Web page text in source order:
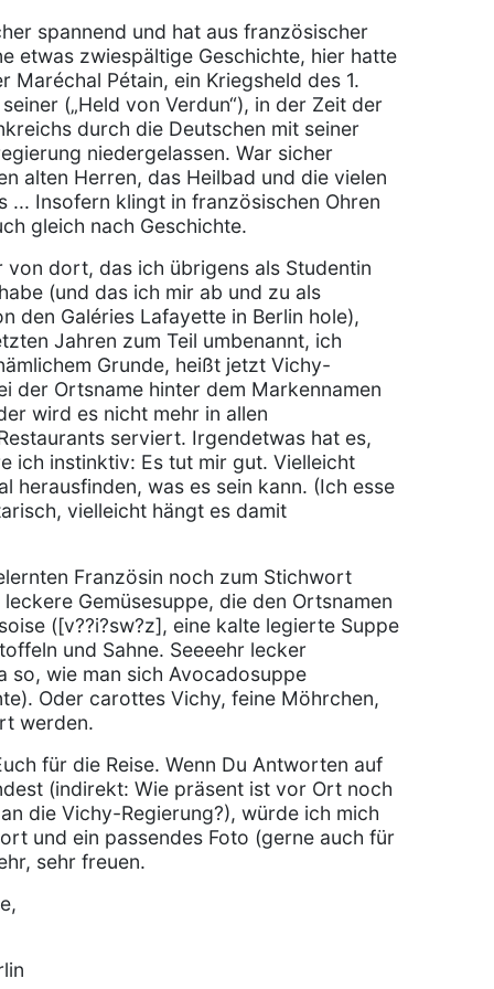
spannend und hat aus französischer
etwas zwiespältige Geschichte, hier hatte
Maréchal Pétain, ein Kriegsheld des 1.
(„Held von Verdun“), in der Zeit der
durch die Deutschen mit seiner
niedergelassen. War sicher
alten Herren, das Heilbad und die vielen
... Insofern klingt in französischen Ohren
gleich nach Geschichte.
von dort, das ich übrigens als Studentin
(und das ich mir ab und zu als
den Galéries Lafayette in Berlin hole),
Jahren zum Teil umbenannt, ich
Grunde, heißt jetzt Vichy-
der Ortsname hinter dem Markennamen
wird es nicht mehr in allen
serviert. Irgendetwas hat es,
ich instinktiv: Es tut mir gut. Vielleicht
herausfinden, was es sein kann. (Ich esse
vielleicht hängt es damit
Französin noch zum Stichwort
leckere Gemüsesuppe, die den Ortsnamen
([v??i?sw?z], eine kalte legierte Suppe
und Sahne. Seeeehr lecker
so, wie man sich Avocadosuppe
Oder carottes Vichy, feine Möhrchen,
werden.
für die Reise. Wenn Du Antworten auf
(indirekt: Wie präsent ist vor Ort noch
die Vichy-Regierung?), würde ich mich
und ein passendes Foto (gerne auch für
sehr freuen.